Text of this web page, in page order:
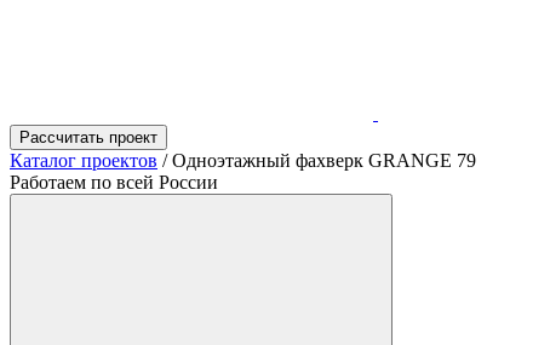
Рассчитать проект
Каталог проектов /Одноэтажный фахверк GRANGE 79
Работаем по всей России